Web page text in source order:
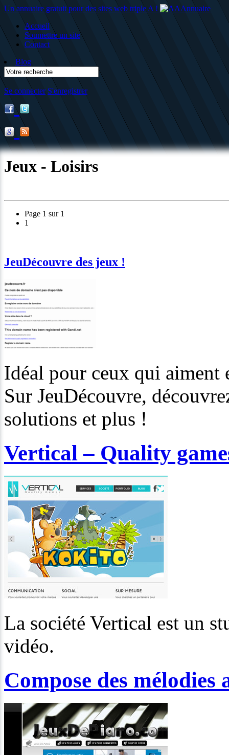
Un annuaire gratuit pour des sites web triple A !
Accueil
Soumettre un site
Contact
Blog
Se connecter S'enregistrer
Jeux - Loisirs
Page 1 sur 1
1
JeuDécouvre des jeux !
Idéal pour ceux qui aiment
Sur JeuDécouvre,
solutions et plus !
Vertical – Quality
La société Vertical est un
vidéo.
Compose des mélodies